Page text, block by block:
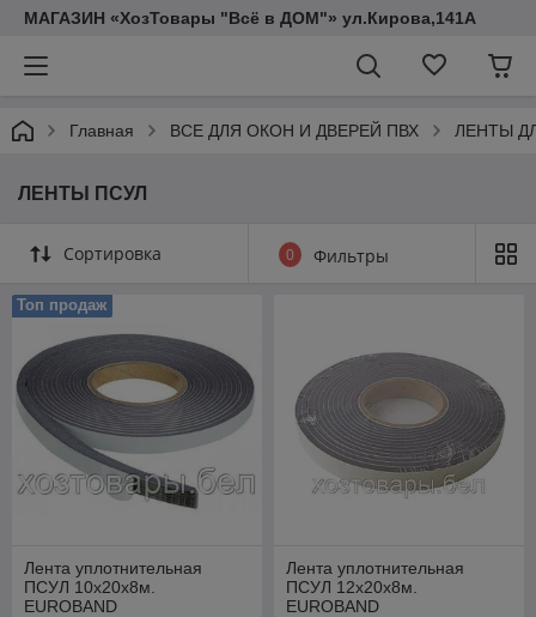
МАГАЗИН «ХозТовары "Всё в ДОМ"» ул.Кирова,141А
Главная ВСЕ ДЛЯ ОКОН И ДВЕРЕЙ ПВХ ЛЕНТЫ
ЛЕНТЫ ПСУЛ
Сортировка 0 Фильтры
Топ продаж
Лента уплотнительная
ПСУЛ 10х20х8м.
EUROBAND
Лента уплотнительная
ПСУЛ 12х20х8м.
EUROBAND